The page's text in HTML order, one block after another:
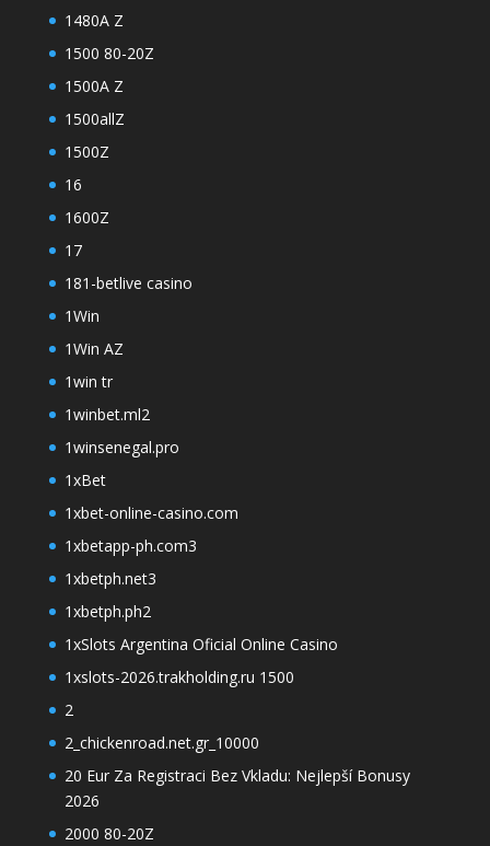
1480A Z
1500 80-20Z
1500A Z
1500allZ
1500Z
16
1600Z
17
181-betlive casino
1Win
1Win AZ
1win tr
1winbet.ml2
1winsenegal.pro
1xBet
1xbet-online-casino.com
1xbetapp-ph.com3
1xbetph.net3
1xbetph.ph2
1xSlots Argentina Oficial Online Casino
1xslots-2026.trakholding.ru 1500
2
2_chickenroad.net.gr_10000
20 Eur Za Registraci Bez Vkladu: Nejlepší Bonusy
2026
2000 80-20Z